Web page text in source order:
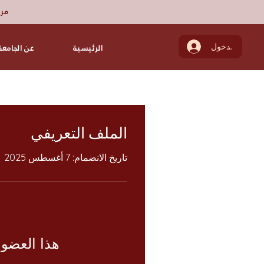
عن الرئيسية تسجيل الدخول
الملف التعريفي
تاريخ الانضمام: 7 أغسطس 2025
هذا